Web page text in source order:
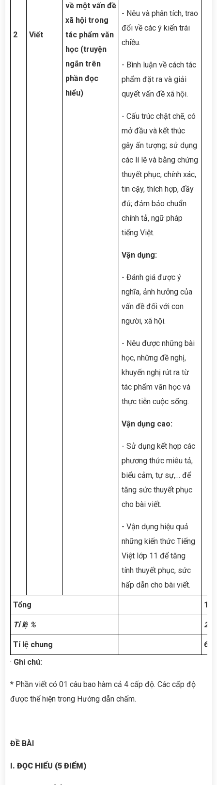
2 Viết
về một vấn đề
xã hội trong
tác phẩm văn
học (truyện
ngắn trên
phần đọc
hiểu)
- Nêu và phân tích, trao
đổi về các ý kiến trái
chiều.
- Bình luận về cách tác
phẩm đặt ra và giải
quyết vấn đề xã hội.
- Cấu trúc chặt chẽ, có
mở đầu và kết thúc
gây ấn tượng; sử dụng
các lí lẽ và bằng chứng
thuyết phục, chính xác,
tin cậy, thích hợp, đầy
đủ; đảm bảo chuẩn
chính tả, ngữ pháp
tiếng Việt.
Vận dụng:
- Đánh giá được ý
nghĩa, ảnh hưởng của
vấn đề đối với con
người, xã hội.
- Nêu được những bài
học, những đề nghị,
khuyến nghị rút ra từ
tác phẩm văn học và
thực tiễn cuộc sống.
Vận dụng cao:
- Sử dụng kết hợp các
phương thức miêu tả,
biểu cảm, tự sự,… để
tăng sức thuyết phục
cho bài viết.
- Vận dụng hiệu quả
những kiến thức Tiếng
Việt lớp 11 để tăng
tính thuyết phục, sức
hấp dẫn cho bài viết.
Tổng
Tỉ lệ % 25
Tỉ lệ chung
65
· Ghi chú:
* Phần viết có 01 câu bao hàm cả 4 cấp độ. Các cấp độ
được thể hiện trong Hướng dẫn chấm.
ĐỀ BÀI
I. ĐỌC HIỂU (5 ĐIỂM)